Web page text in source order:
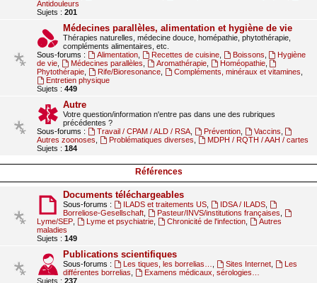
Antidouleurs
Sujets : 201
Médecines parallèles, alimentation et hygiène de vie
Thérapies naturelles, médecine douce, homépathie, phytothérapie,
compléments alimentaires, etc.
Sous-forums :
Alimentation, Recettes de cuisine, Boissons
Hygiène
de vie
Médecines parallèles Aromathérapie, Homéopathie,
Phytothérapie
Rife/Bioresonance, Compléments, minéraux et vitamines
Entretien physique
Sujets : 449
Autre
Votre question/information n'entre pas dans une des rubriques
précédentes ?
Sous-forums :
Travail / CPAM / ALD / RSA, Prévention, Vaccins
Autres zoonoses
Problématiques diverses
MDPH / RQTH / AAH / cartes
Sujets : 184
Références
Documents téléchargeables
Sous-forums : ILADS et traitements US, IDSA / ILADS,
Borreliose-Gesellschaft
Pasteur/INVS/institutions françaises
Lyme/SEP
Lyme et psychiatrie, Chronicité de l'infection,
Autres
maladies
Sujets : 149
Publications scientifiques
Sous-forums : Les tiques, les borrelias… Sites Internet,
Les
différentes borrelias
Examens médicaux, sérologies…
Sujets : 237